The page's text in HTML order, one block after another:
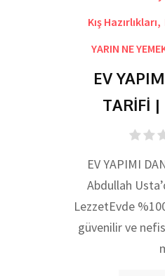
Kış Hazırlıkları,
YARIN NE
EV
TARİFİ
EV YAPIMI
Abdullah
LezzetEvde
güvenilir ve